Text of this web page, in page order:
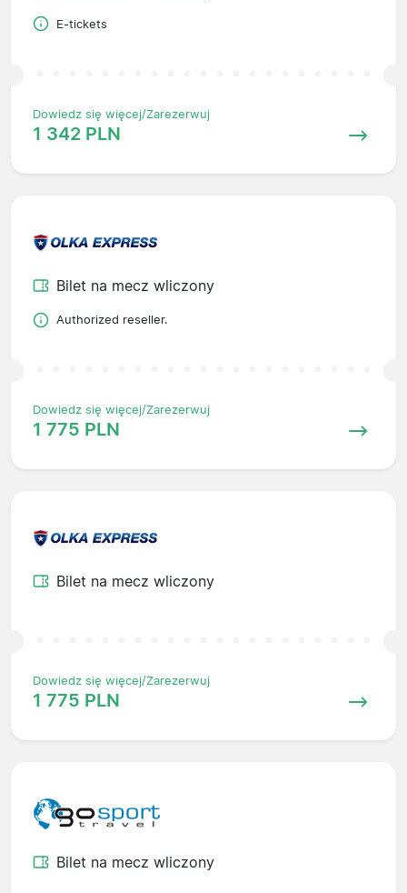
E-tickets
Dowiedz się więcej/Zarezerwuj
1 342 PLN
Bilet na mecz wliczony
Authorized reseller.
Dowiedz się więcej/Zarezerwuj
1 775 PLN
Bilet na mecz wliczony
Dowiedz się więcej/Zarezerwuj
1 775 PLN
Bilet na mecz wliczony